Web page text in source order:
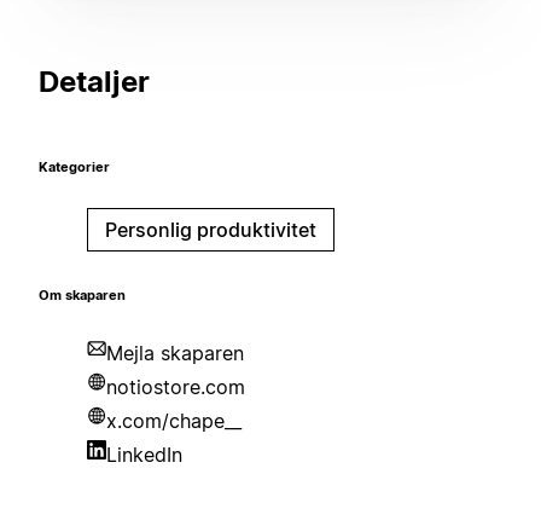
Detaljer
Kategorier
Personlig produktivitet
Om skaparen
Mejla skaparen
notiostore.com
x.com/chape__
LinkedIn